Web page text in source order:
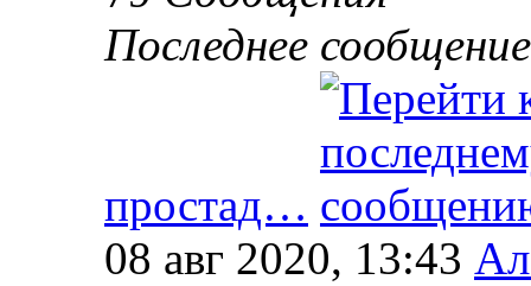
Последнее сообщение
простад…
08 авг 2020, 13:43